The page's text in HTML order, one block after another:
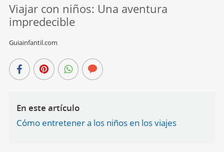
Viajar con niños: Una aventura
impredecible
Guiainfantil.com
En este artículo
Cómo entretener a los niños en los viajes